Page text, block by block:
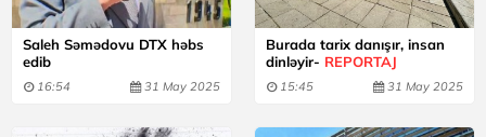
Saleh Səmədovu DTX həbs
edib
16:54 31 May 2025
Burada tarix danışır, insan
dinləyir- REPORTAJ
15:45 31 May 2025